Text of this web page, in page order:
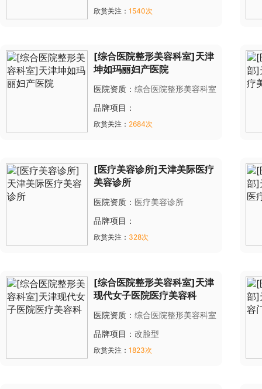
角种植
欣赏关注： 1540次
[综合医院整形美容科室]天津
坤如玛丽妇产医院
医院资质： 综合医院整形美容科室
品牌项目：
欣赏关注： 2684次
[医疗美容诊所]天津美际医疗
美容诊所
医院资质： 医疗美容诊所
品牌项目：
欣赏关注： 328次
[综合医院整形美容科室]天津
现代女子医院医疗美容科
医院资质： 综合医院整形美容科室
品牌项目： 改脸型
欣赏关注： 1823次